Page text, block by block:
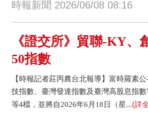
時報新聞 2026/06/08 08:16
《證交所》貿聯-KY
50指數
【時報記者莊丙農台北報導】富時羅素
技指數、臺灣發達指數及臺灣高股息指
等4檔，並將自2026年6月18日（星...(詳